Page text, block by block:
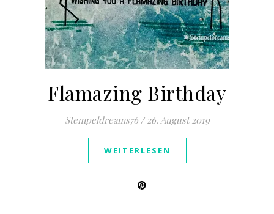
Flamazing Birthday
Stempeldreams76 / 26. August 2019
WEITERLESEN